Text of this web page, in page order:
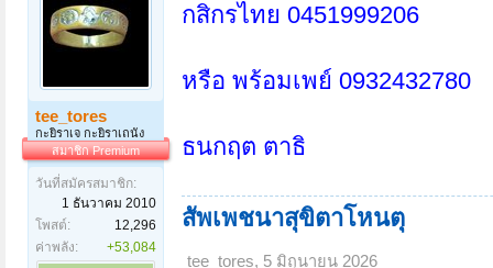
tee_tores
กะยิราเจ กะยิราเถนัง
สมาชิก Premium
วันที่สมัครสมาชิก:
1 ธันวาคม 2010
โพสต์:
12,296
ค่าพลัง:
+53,084
กสิกรไทย 0451999206
หรือ พร้อมเพย์ 0932432780
ธนกฤต ตาธิ
สัพเพชนาสุขิตาโหนตุ
tee_tores, 5 มิถุนายน 2026